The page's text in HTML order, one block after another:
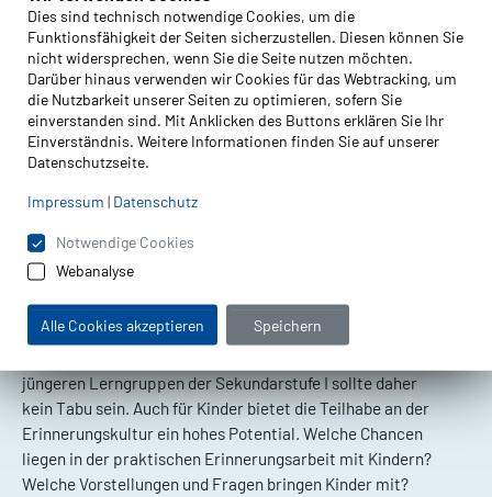
"Die Geschichte des Holocaust ist Kindern
zumutbar -
Bildungsarbeit zur nationalsozialistischen
Vergangenheit mit Kindern"
Ein Feature von Dorothea Marcus
Die meisten Kinder entwickeln von der
nationalsozialistischen Vergangenheit eine Vorstellung.
Medien, öffentliche Debatten, Gedenktage und familiäre
Erzählungen machen vor den Kinderzimmern nicht Halt.
Eine Auseinandersetzung mit Krieg, Holocaust und
jüngeren Lerngruppen der Sekundarstufe I sollte daher
kein Tabu sein. Auch für Kinder bietet die Teilhabe an der
Erinnerungskultur ein hohes Potential. Welche Chancen
liegen in der praktischen Erinnerungsarbeit mit Kindern?
Welche Vorstellungen und Fragen bringen Kinder mit?
Dies sind technisch notwendige Cookies, um die
Funktionsfähigkeit der Seiten sicherzustellen. Diesen können Sie
nicht widersprechen, wenn Sie die Seite nutzen möchten.
Darüber hinaus verwenden wir Cookies für das Webtracking, um
die Nutzbarkeit unserer Seiten zu optimieren, sofern Sie
einverstanden sind. Mit Anklicken des Buttons erklären Sie Ihr
Einverständnis. Weitere Informationen finden Sie auf unserer
Datenschutzseite.
Impressum | Datenschutz
Notwendige Cookies
Webanalyse
Alle Cookies akzeptieren Speichern